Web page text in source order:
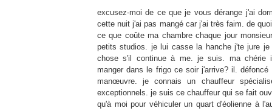
excusez-moi de ce que je vous dérange j'ai
cette nuit j'ai pas mangé car j'ai très faim. de
ce que coûte ma chambre chaque jour
petits studios. je lui casse la hanche j'tejure je
chose s'il continue à me. je suis. ma
manger dans le frigo ce soir j'arrive? il. défoncé
manœuvre. je connais un chauffeur
exceptionnels. je suis ce chauffeur qui se fait
qu'à moi pour véhiculer un quart d'éolienne à